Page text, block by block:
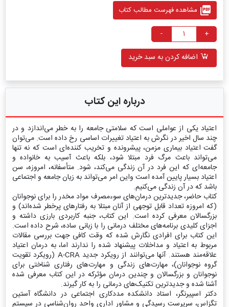
picture_as_pdf مشاهده فهرست مطالب کتاب
+
-
اضافه کردن به سبد خرید
درباره این کتاب
اعتیاد یکی از عواملی است که سلامتی جامعه را به خطر می‌اندازد و در
چند سال اخیر در نگرش به اعتیاد تغییرات اساسی رخ داده است. می‌توان
گفت اعتیاد بیماری مزمن، پیشرونده و تخریب کننده‌ای است که نه تنها
می‌تواند باعث مرگ فرد مبتلا شود، بلکه باعث آسیب به خانواده و
جامعه‌ای که این فرد در آن زندگی می‌کند، شود. متأسفانه، امروزه، سن
اعتیاد بسیار پایین آمده است واین امر می‌تواند به زیان جامعه و اجتماعی
باشد که در آن زندگی می‌کنیم.
کتاب حاضر، جدیدترین درمان‌های سوءمصرف مواد مخدر را برای نوجوانان
(که امروزه تعداد قابل توجهی از آنان مبتلا به رفتارهای پرخطر شده‌اند) و
بزرگسالان معرفی کرده است. این کتاب، جنبه کاربردی بارزی داشته و
اجزای کلیدی برنامه‌های مختلف درمانی را با زبانی ساده، شرح داده است.
این کتاب برای افرادی نگارش شده که وقت کافی جهت بررسی مقالات
مربوط به اعتیاد و مداخلات پیشنهاد شده را ندارند اما، به درمان اعتیاد
علاقه‌مند هستند. آنها می‌توانند از رویکرد جدید A-CRA (رویکرد تقویت
گروه نوجوانان)، مهارت‌های زندگی و مهارت‌های رفتاری شناختی برای
نوجوانان و بزرگسالان و چندین درمان مؤثرکه در این کتاب معرفی شده
آشنا شده و جدیدترین تکنیک‌های درمانی را به کار گیرند.
دکتر اسپیرنگر، استاد دانشکده مددکاری اجتماعی در دانشگاه آستین
تگزاس، سرپرست رسیدگی و مشاور اداری واحد روان‌شناسی در سیستم